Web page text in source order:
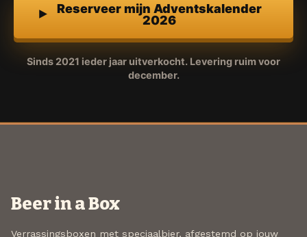
Reserveer mijn Adventskalender
2026
Sinds 2021 ieder jaar uitverkocht. Levering ruim voor
december.
Beer in a Box
Verrassingsboxen met speciaalbier, afgestemd op jouw